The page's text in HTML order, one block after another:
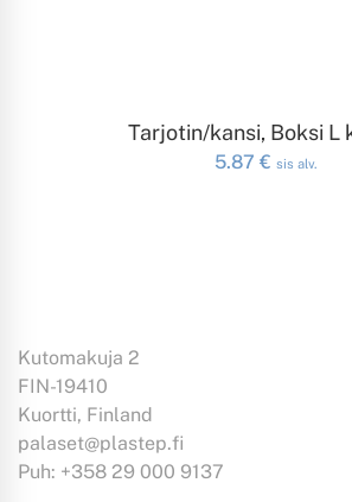
LISÄÄ
Tarjotin/kansi, Boksi L
5.87 € sis alv.
Kutomakuja 2
FIN-19410
Kuortti, Finland
palaset@plastep.fi
Puh: +358 29 000 9137